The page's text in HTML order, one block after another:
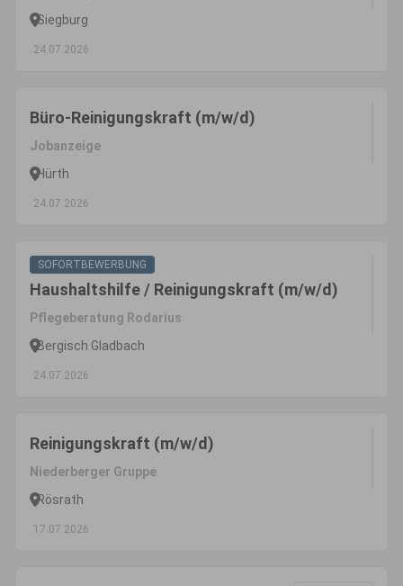
Siegburg
24.07.2026
Büro-Reinigungskraft (m/w/d)
Jobanzeige
Hürth
24.07.2026
SOFORTBEWERBUNG
Haushaltshilfe / Reinigungskraft (m/w/d)
Pflegeberatung Rodarius
Bergisch Gladbach
24.07.2026
Reinigungskraft (m/w/d)
Niederberger Gruppe
Rösrath
17.07.2026